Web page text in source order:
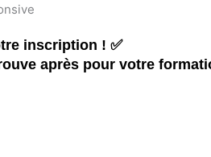
inscription ! ✅
après pour votre